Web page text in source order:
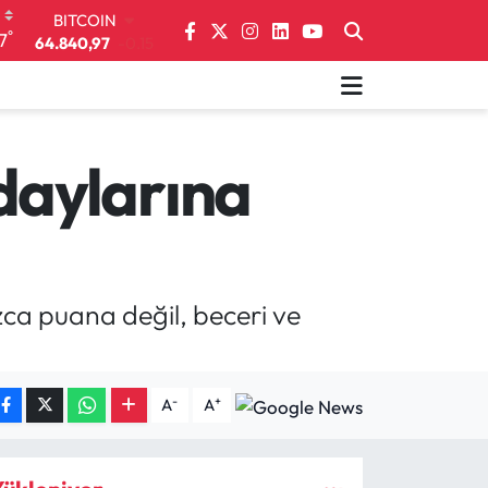
°
DOLAR
47,7436
EURO
6660.55 0
BİST100
13.779
puana değil, beceri ve
A- A+